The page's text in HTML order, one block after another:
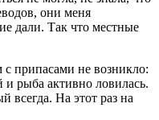
они меня
дали. Так что местные
припасами не возникло:
и рыба активно ловилась.
всегда. На этот раз на